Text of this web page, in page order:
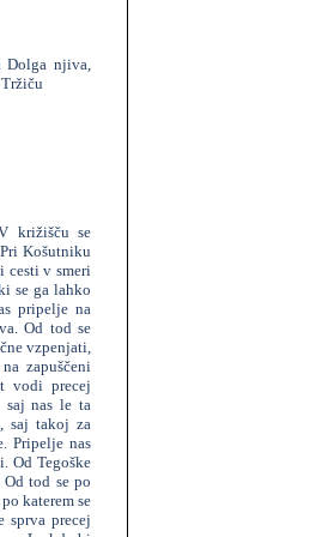
Dolga njiva,
križišču se
Košutniku
cesti v smeri
se ga lahko
pripelje na
Od tod se
vzpenjati,
zapuščeni
vodi precej
saj nas le ta
saj takoj za
Pripelje nas
Od Tegoške
tod se po
katerem se
sprva precej